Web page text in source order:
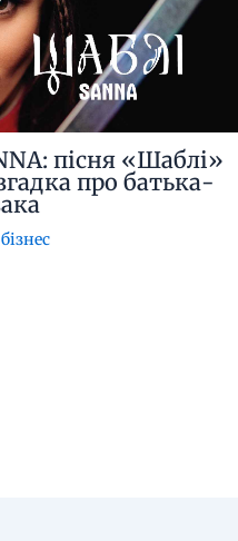
пісня «Шаблі»
про батька-